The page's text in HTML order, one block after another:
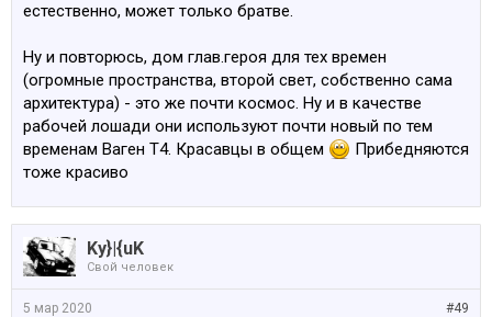
естественно, может только братве.
Ну и повторюсь, дом глав.героя для тех времен
(огромные пространства, второй свет, собственно сама
архитектура) - это же почти космос. Ну и в качестве
рабочей лошади они используют почти новый по тем
временам Ваген Т4. Красавцы в общем
Прибедняются
тоже красиво
Ky}|{uK
Свой человек
#49
5 мар 2020